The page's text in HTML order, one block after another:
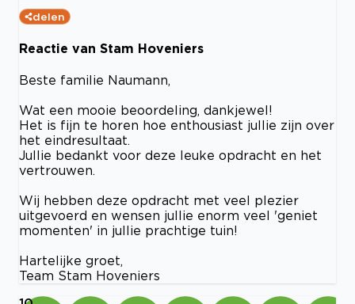
delen
Reactie van Stam Hoveniers
Beste familie Naumann,
Wat een mooie beoordeling, dankjewel!
Het is fijn te horen hoe enthousiast jullie zijn over
het eindresultaat.
Jullie bedankt voor deze leuke opdracht en het
vertrouwen.
Wij hebben deze opdracht met veel plezier
uitgevoerd en wensen jullie enorm veel 'geniet
momenten' in jullie prachtige tuin!
Hartelijke groet,
Team Stam Hoveniers